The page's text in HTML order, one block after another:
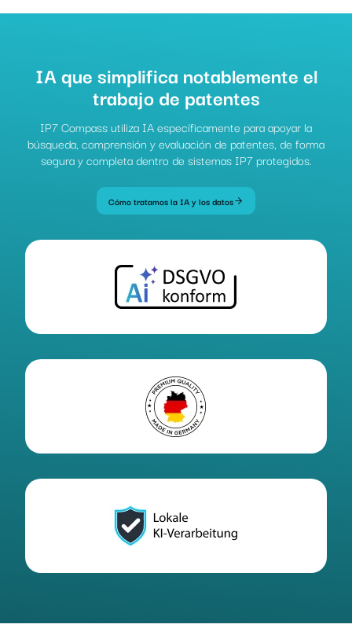
IA que simplifica notablemente el
trabajo de patentes
IP7 Compass utiliza IA específicamente para apoyar la
búsqueda, comprensión y evaluación de patentes, de forma
segura y completa dentro de sistemas IP7 protegidos.
Cómo tratamos la IA y los datos